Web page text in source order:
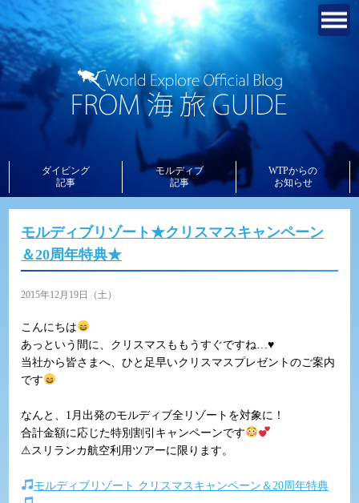
ダイビング
記事
モルディブ
記事
WTPからの
お知らせ
モルディブリゾート★クリスマスキャンペーン
＆20周年特典★
2015年12月19日（土）
こんにちは
あっという間に、クリスマスももうすぐですね…♥
当社から皆さまへ、ひと足早いクリスマスプレゼントのご案内
です
なんと、1月出発のモルディブ全リゾートを対象に！
合計金額に応じた特別割引キャンペーンです
⚠スリランカ航空利用ツアーに限ります。
モルディブリゾート クリスマスキャンペーン＆20周年特典